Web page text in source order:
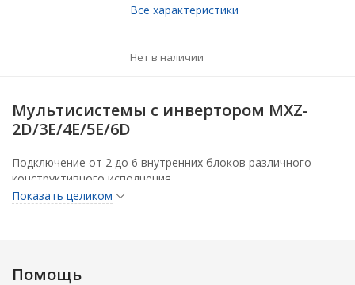
Все характеристики
Нет в наличии
Мультисистемы с инвертором MXZ-
2D/3E/4E/5E/6D
Подключение от 2 до 6 внутренних блоков различного
конструктивного исполнения.
Высокая энергоэффективность: сезонный класс
Показать целиком
Помощь